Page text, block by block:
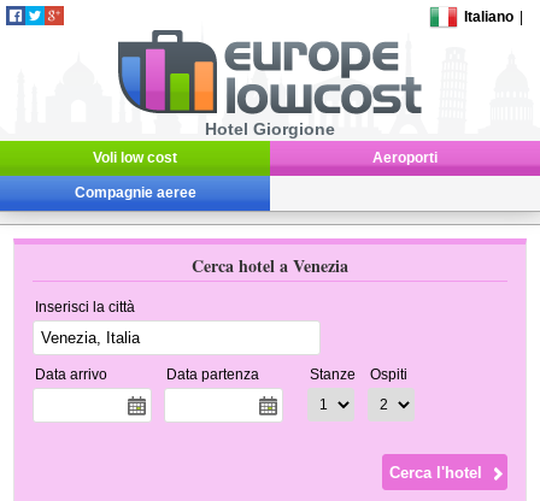
Italiano
Hotel Giorgione
Voli low cost Aeroporti
Compagnie aeree
Cerca hotel a Venezia
Inserisci la città
Data arrivo Data partenza Stanze Ospiti